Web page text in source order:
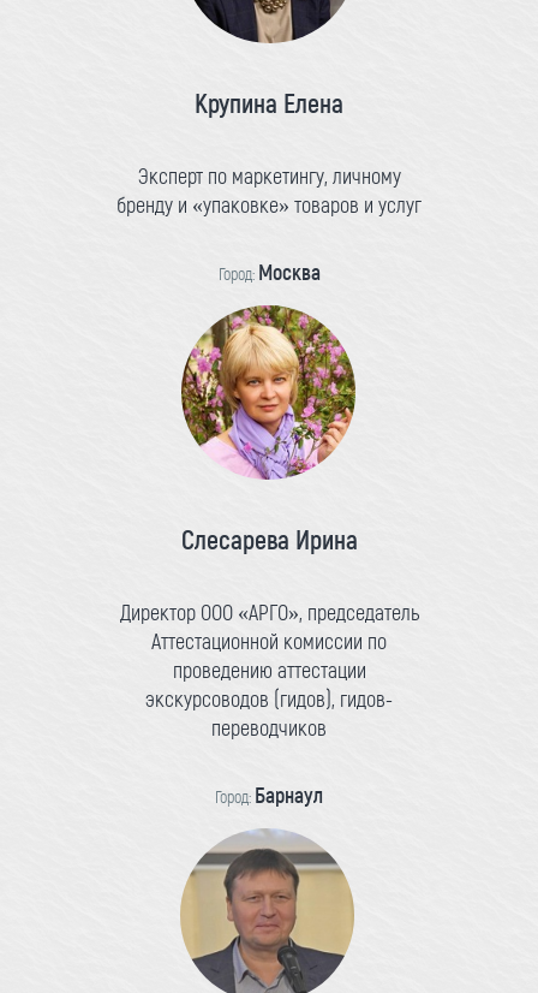
Крупина Елена
Эксперт по маркетингу, личному
бренду и «упаковке» товаров и услуг
Город: Москва
Слесарева Ирина
Директор ООО «АРГО», председатель
Аттестационной комиссии по
проведению аттестации
экскурсоводов (гидов), гидов-
переводчиков
Город: Барнаул